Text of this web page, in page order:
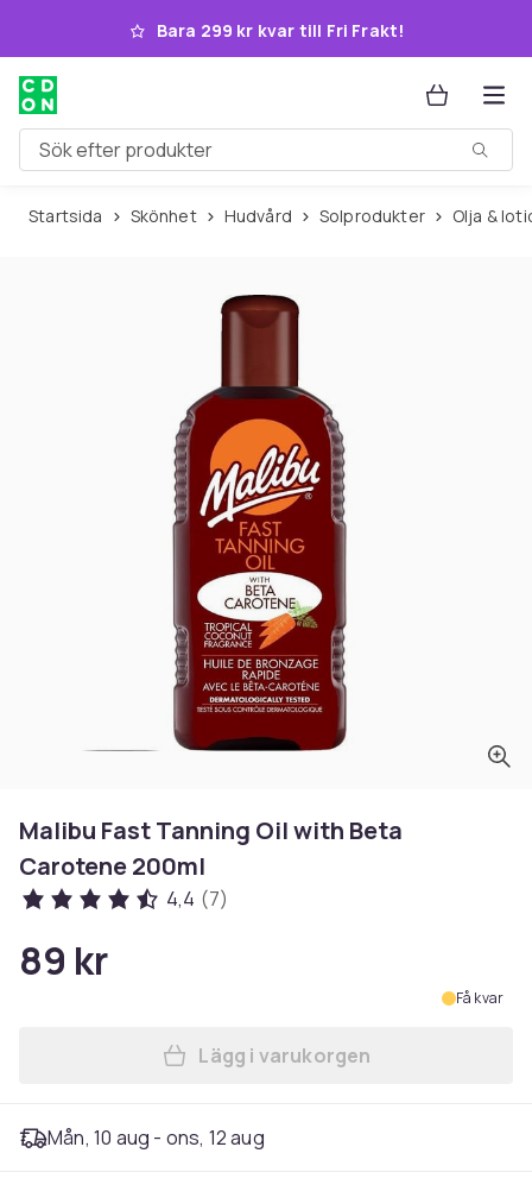
Hoppa till huvudinnehållet
Bara 299 kr kvar till Fri Frakt!
Sök efter produkter
Startsida Skönhet Hudvård Solprodukter Olja &
Malibu Fast Tanning Oil with Beta
Carotene 200ml
4,4 (7)
89 kr
Få kvar
Lägg till Malibu Fast
Lägg i varukorgen
Mån, 10 aug - ons, 12 aug